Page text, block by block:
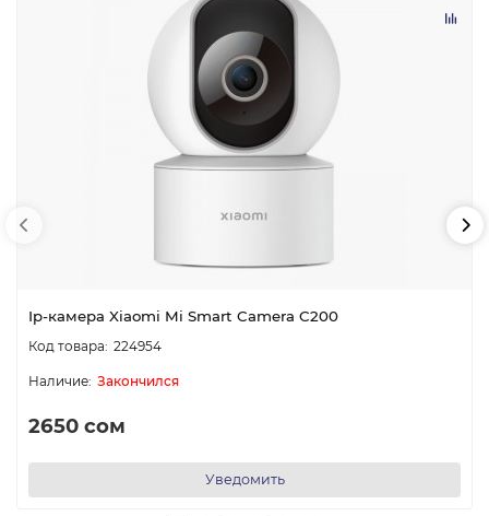
Ip-камера Xiaomi Mi Smart Camera C200
224954
Закончился
2650 сом
Уведомить